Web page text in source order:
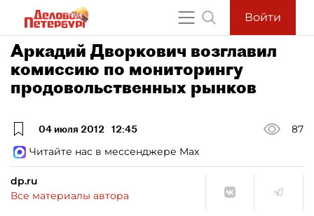
Войти
Аркадий Дворкович возглавил
комиссию по мониторингу
продовольственных рынков
04 июля 2012 12:45
87
Читайте нас в мессенджере Max
dp.ru
Все материалы автора